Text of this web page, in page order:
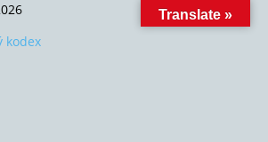
kodex
Translate »